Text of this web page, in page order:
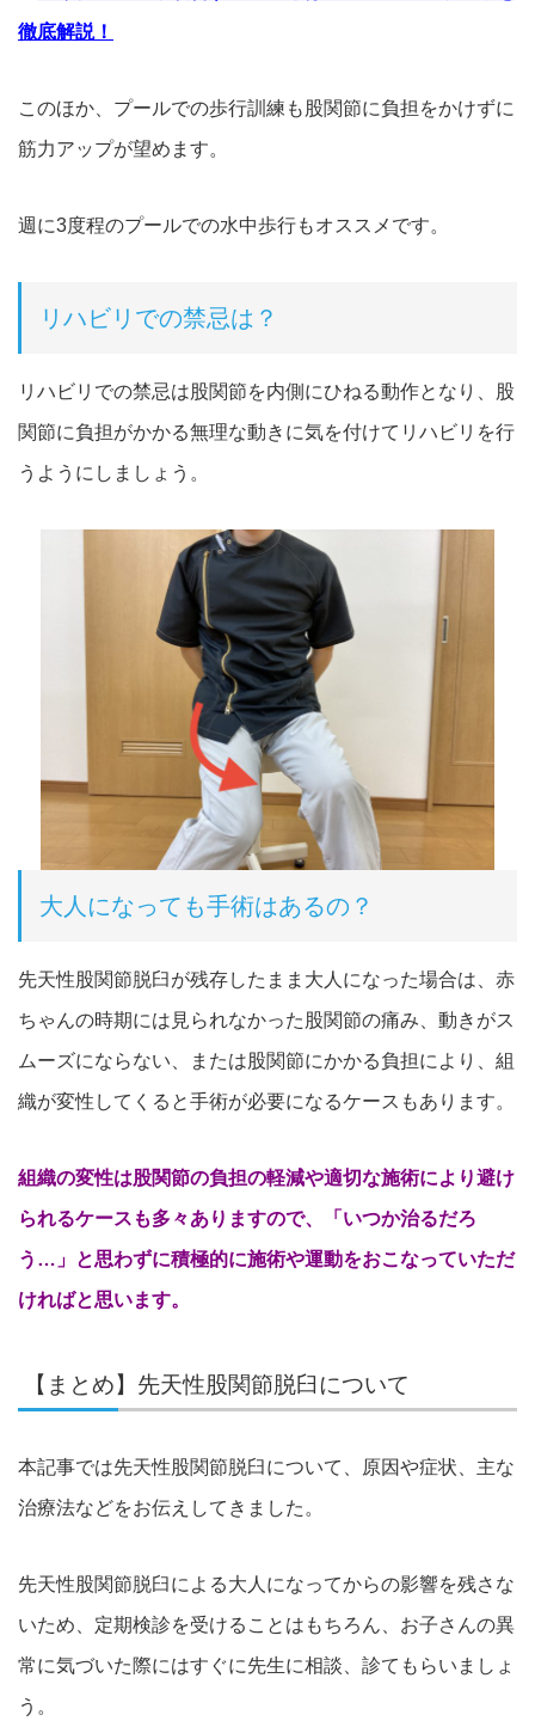
徹底解説！
このほか、プールでの歩行訓練も股関節に負担をかけずに
筋力アップが望めます。
週に3度程のプールでの水中歩行もオススメです。
リハビリでの禁忌は？
リハビリでの禁忌は股関節を内側にひねる動作となり、股
関節に負担がかかる無理な動きに気を付けてリハビリを行
うようにしましょう。
大人になっても手術はあるの？
先天性股関節脱臼が残存したまま大人になった場合は、赤
ちゃんの時期には見られなかった股関節の痛み、動きがス
ムーズにならない、または股関節にかかる負担により、組
織が変性してくると手術が必要になるケースもあります。
組織の変性は股関節の負担の軽減や適切な施術により避け
られるケースも多々ありますので、「いつか治るだろ
う…」と思わずに積極的に施術や運動をおこなっていただ
ければと思います。
【まとめ】先天性股関節脱臼について
本記事では先天性股関節脱臼について、原因や症状、主な
治療法などをお伝えしてきました。
先天性股関節脱臼による大人になってからの影響を残さな
いため、定期検診を受けることはもちろん、お子さんの異
常に気づいた際にはすぐに先生に相談、診てもらいましょ
う。